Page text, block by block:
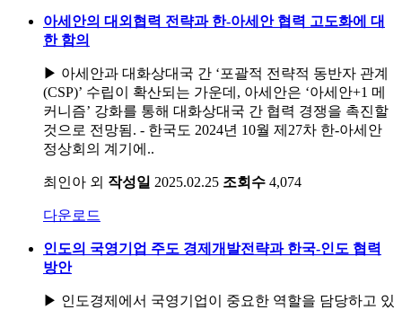
아세안의 대외협력 전략과 한-아세안 협력 고도화에 대
한 함의
▶ 아세안과 대화상대국 간 ‘포괄적 전략적 동반자 관계
(CSP)’ 수립이 확산되는 가운데, 아세안은 ‘아세안+1 메
커니즘’ 강화를 통해 대화상대국 간 협력 경쟁을 촉진할
것으로 전망됨. - 한국도 2024년 10월 제27차 한-아세안
정상회의 계기에..
최인아 외 작성일 2025.02.25 조회수 4,074
다운로드
인도의 국영기업 주도 경제개발전략과 한국-인도 협력
방안
▶ 인도경제에서 국영기업이 중요한 역할을 담당하고 있